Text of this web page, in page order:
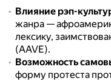
Влияние рэп-
жанра —
лексику,
(AAVE).
Возможность
форму протеста